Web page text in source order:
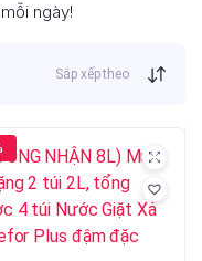
ngày!
Sắp xếp theo